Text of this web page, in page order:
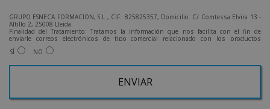
GRUPO ESNECA FORMACIÓN, S.L , CIF: B25825357, Domicilio: C/ Comtessa Elvira 13 -
Altillo 2, 25008 Lleida.
Finalidad del Tratamiento: Tratamos la información que nos facilita con el fin de
enviarle correos electrónicos de tipo comercial relacionado con los productos
ofrecidos y otros tipo de productos que fueran de su interés.
Legitimación del tratamiento: Consentimiento del interesado.
a la dirección admin@grupoesneca.com.
Desea recibir información comercial (vía telefónica y/o email):
SÍ NO